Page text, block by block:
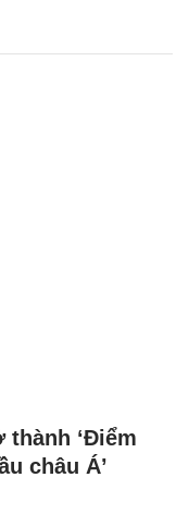
thành ‘Điểm
châu Á’